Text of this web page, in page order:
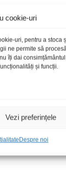
cookie-uri
uri, pentru a stoca
ne permite să
îți dai
și funcții.
Vezi preferințele
Despre noi